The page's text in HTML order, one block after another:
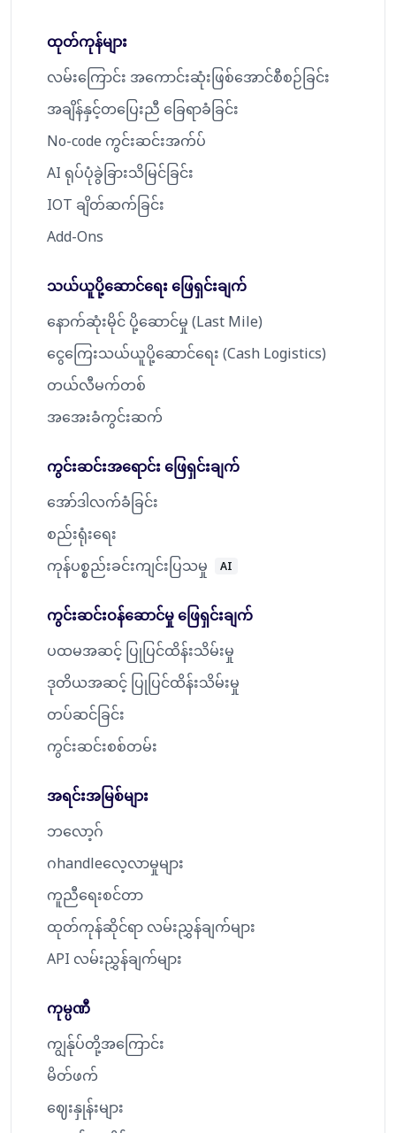
ထုတ်ကုန်များ
လမ်းကြောင်း အကောင်းဆုံးဖြစ်အောင်စီစဉ်ခြင်း
အချိန်နှင့်တပြေးညီ ခြေရာခံခြင်း
No-code ကွင်းဆင်းအက်ပ်
AI ရုပ်ပုံခွဲခြားသိမြင်ခြင်း
IOT ချိတ်ဆက်ခြင်း
Add-Ons
သယ်ယူပို့ဆောင်ရေး ဖြေရှင်းချက်
နောက်ဆုံးမိုင် ပို့ဆောင်မှု (Last Mile)
ငွေကြေးသယ်ယူပို့ဆောင်ရေး (Cash Logistics)
တယ်လီမက်တစ်
အအေးခံကွင်းဆက်
ကွင်းဆင်းအရောင်း ဖြေရှင်းချက်
အော်ဒါလက်ခံခြင်း
စည်းရုံးရေး
ကုန်ပစ္စည်းခင်းကျင်းပြသမှု
AI
ကွင်းဆင်းဝန်ဆောင်မှု ဖြေရှင်းချက်
ပထမအဆင့် ပြုပြင်ထိန်းသိမ်းမှု
ဒုတိယအဆင့် ပြုပြင်ထိန်းသိမ်းမှု
တပ်ဆင်ခြင်း
ကွင်းဆင်းစစ်တမ်း
အရင်းအမြစ်များ
ဘလော့ဂ်
ဂhandleလေ့လာမှုများ
ကူညီရေးစင်တာ
ထုတ်ကုန်ဆိုင်ရာ လမ်းညွှန်ချက်များ
API လမ်းညွှန်ချက်များ
ကုမ္ပဏီ
ကျွန်ုပ်တို့အကြောင်း
မိတ်ဖက်
ဈေးနှုန်းများ